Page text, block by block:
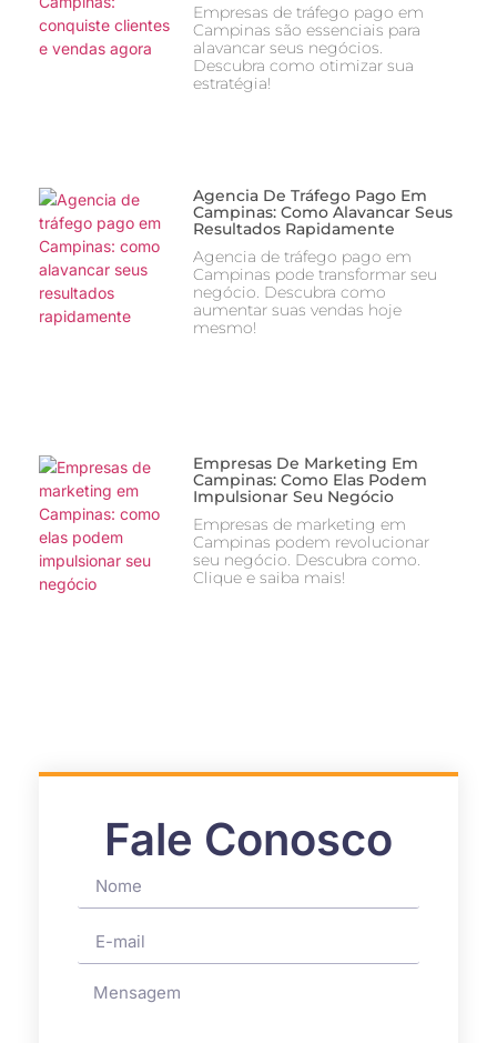
Empresas de tráfego pago em
Campinas são essenciais para
alavancar seus negócios.
Descubra como otimizar sua
estratégia!
Agencia De Tráfego Pago Em
Campinas: Como Alavancar Seus
Resultados Rapidamente
Agencia de tráfego pago em
Campinas pode transformar seu
negócio. Descubra como
aumentar suas vendas hoje
mesmo!
Empresas De Marketing Em
Campinas: Como Elas Podem
Impulsionar Seu Negócio
Empresas de marketing em
Campinas podem revolucionar
seu negócio. Descubra como.
Clique e saiba mais!
Fale Conosco